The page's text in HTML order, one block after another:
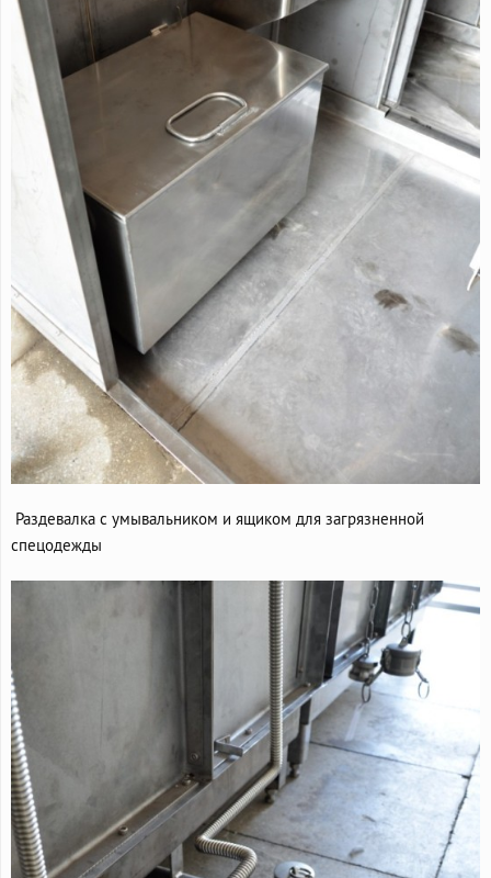
Раздевалка с умывальником и ящиком для загрязненной
спецодежды